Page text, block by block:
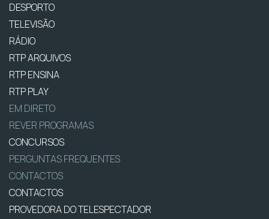
DESPORTO
TELEVISÃO
RÁDIO
RTP ARQUIVOS
RTP ENSINA
RTP PLAY
EM DIRETO
REVER PROGRAMAS
CONCURSOS
PERGUNTAS FREQUENTES
CONTACTOS
CONTACTOS
PROVEDORA DO TELESPECTADOR